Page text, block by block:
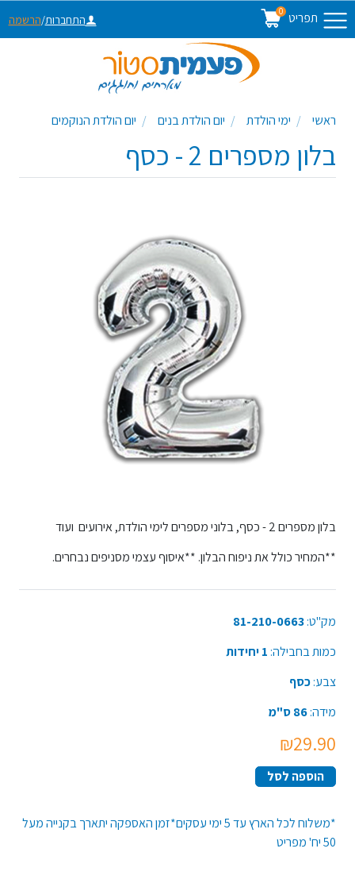
תפריט 0
התחברות/הרשמה
ראשי ימי הולדת יום הולדת בנים יום הולדת הנוקמים
בלון מספרים 2 - כסף
בלון מספרים 2 - כסף, בלוני מספרים לימי הולדת, אירועים ועוד
**המחיר כולל את ניפוח הבלון. **איסוף עצמי מסניפים נבחרים.
מק"ט:81-210-0663
כמות בחבילה: 1 יחידות
צבע:כסף
מידה:86 ס"מ
₪29.90
הוספה לסל
*משלוח לכל הארץ עד 5 ימי עסקים*זמן האספקה יתארך בקנייה מעל
50 יח' מפריט